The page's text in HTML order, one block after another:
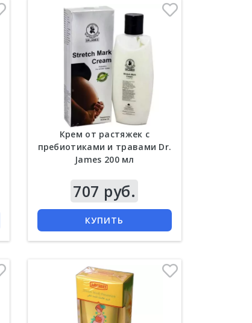
Крем от растяжек с
пребиотиками и травами Dr.
James 200 мл
707 руб.
КУПИТЬ